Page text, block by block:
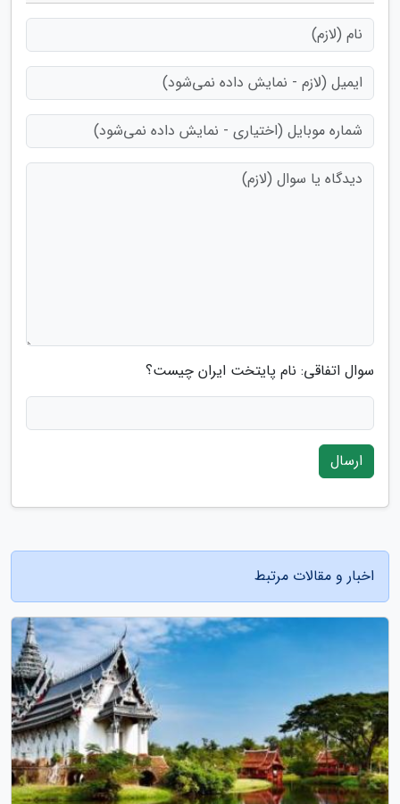
سوال اتفاقی: نام پایتخت ایران چیست؟
ارسال
اخبار و مقالات مرتبط